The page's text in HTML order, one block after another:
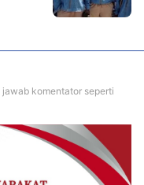
komentator seperti